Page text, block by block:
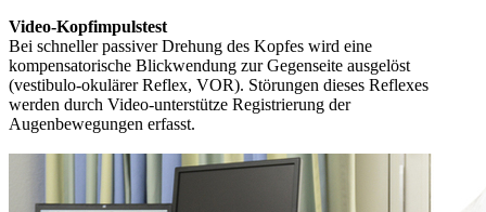
Video-Kopfimpulstest
Bei schneller passiver Drehung des Kopfes wird eine
kompensatorische Blickwendung zur Gegenseite ausgelöst
(vestibulo-okulärer Reflex, VOR). Störungen dieses Reflexes
werden durch Video-unterstütze Registrierung der
Augenbewegungen erfasst.